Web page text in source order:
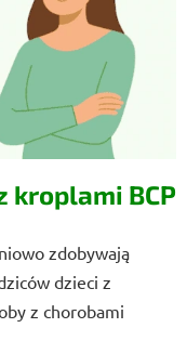
kroplami BCP
zdobywają
dzieci z
z chorobami